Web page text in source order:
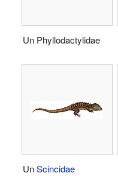
Un Phyllodactylidae
UnScincidae